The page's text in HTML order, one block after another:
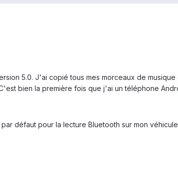
5.0. J'ai copié tous mes morceaux de
bien la première fois que j'ai un téléphone
défaut pour la lecture Bluetooth sur mon